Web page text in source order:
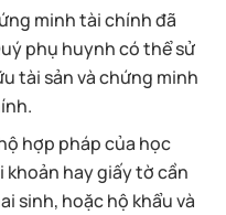
minh tài chính đã
phụ huynh có thể sử
tài sản và chứng minh
hợp pháp của học
hay giấy tờ cần
sinh, hoặc hộ khẩu và